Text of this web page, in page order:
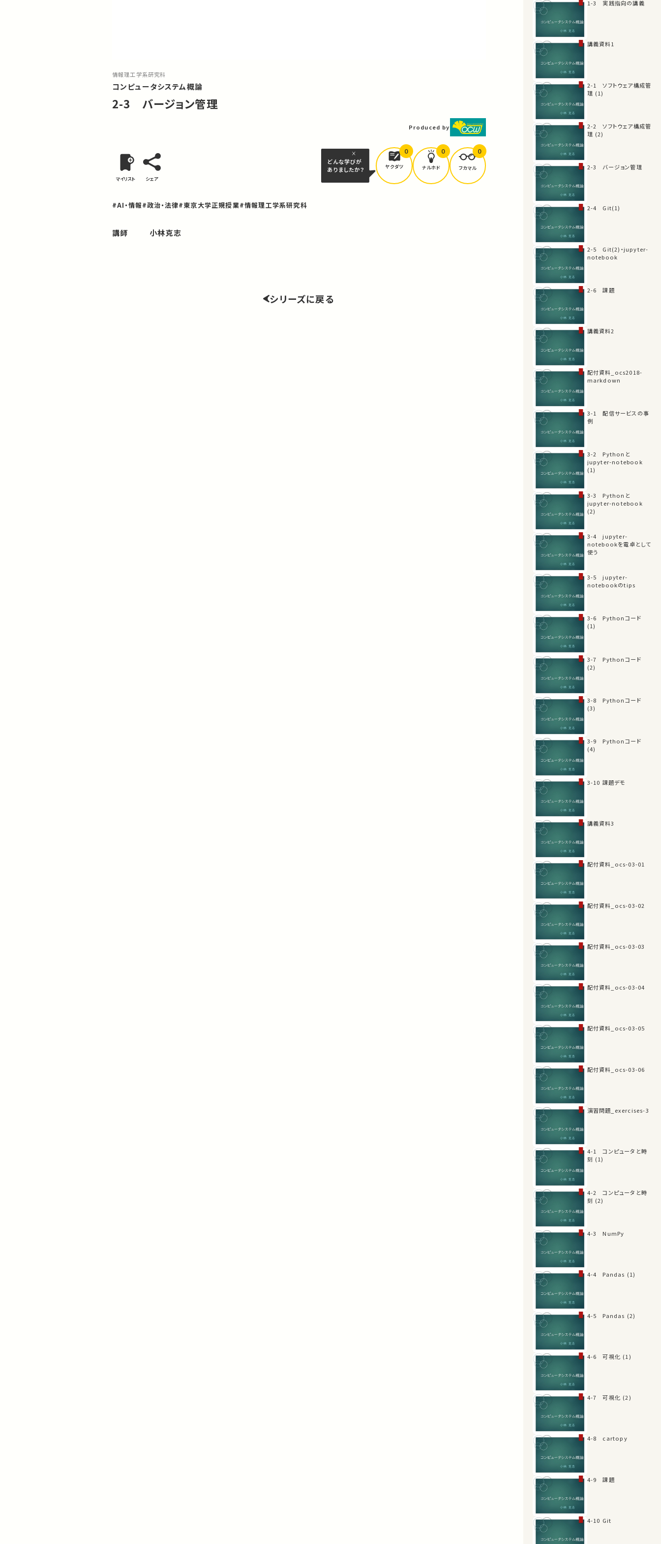
情報理工学系研究科
コンピュータシステム概論
2-3 バージョン管理
Produced by
マイリスト シェア
どんな学びが
ありましたか？
ヤクダツ
0
ナルホド
0
フカマル
0
#AI・情報#政治・法律#東京大学正規授業#情報理工学系研究科
講師 小林克志
シリーズに戻る
1-3 実践指向の講義
講義資料1
2-1 ソフトウェア構成管
理 (1)
2-2 ソフトウェア構成管
理 (2)
2-3 バージョン管理
2-4 Git(1)
2-5 Git(2)・jupyter-
notebook
2-6 課題
講義資料2
配付資料_ocs2018-
markdown
3-1 配信サービスの事
例
3-2 Pythonと
jupyter-notebook
(1)
3-3 Pythonと
jupyter-notebook
(2)
3-4 jupyter-
notebookを電卓として
使う
3-5 jupyter-
notebookのtips
3-6 Pythonコード
(1)
3-7 Pythonコード
(2)
3-8 Pythonコード
(3)
3-9 Pythonコード
(4)
3-10 課題デモ
講義資料3
配付資料_ocs-03-01
配付資料_ocs-03-02
配付資料_ocs-03-03
配付資料_ocs-03-04
配付資料_ocs-03-05
配付資料_ocs-03-06
演習問題_exercises-3
4-1 コンピュータと時
刻 (1)
4-2 コンピュータと時
刻 (2)
4-3 NumPy
4-4 Pandas (1)
4-5 Pandas (2)
4-6 可視化 (1)
4-7 可視化 (2)
4-8 cartopy
4-9 課題
4-10 Git